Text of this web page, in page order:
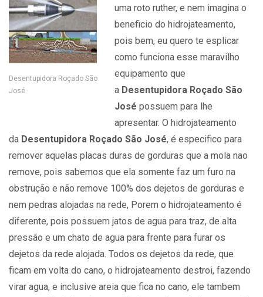
Desentupidora Roçado São
José
uma roto ruther, e nem imagina o
beneficio do hidrojateamento,
pois bem, eu quero te esplicar
como funciona esse maravilho
equipamento que
a Desentupidora Roçado São
José possuem para lhe
apresentar. O hidrojateamento
da Desentupidora Roçado São José, é especifico para
remover aquelas placas duras de gorduras que a mola nao
remove, pois sabemos que ela somente faz um furo na
obstrução e não remove 100% dos dejetos de gorduras e
nem pedras alojadas na rede, Porem o hidrojateamento é
diferente, pois possuem jatos de agua para traz, de alta
pressão e um chato de agua para frente para furar os
dejetos da rede alojada. Todos os dejetos da rede, que
ficam em volta do cano, o hidrojateamento destroi, fazendo
virar agua, e inclusive areia que fica no cano, ele tambem